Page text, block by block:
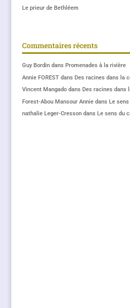
Le prieur de Bethléem
Commentaires récents
Guy Bordindans Promenades à la rivière
Annie FORESTdans Des racines dans la
Vincent Mangadodans Des racines dans
Forest-Abou Mansour Anniedans Le
nathalie Leger-Cressondans Le sens du